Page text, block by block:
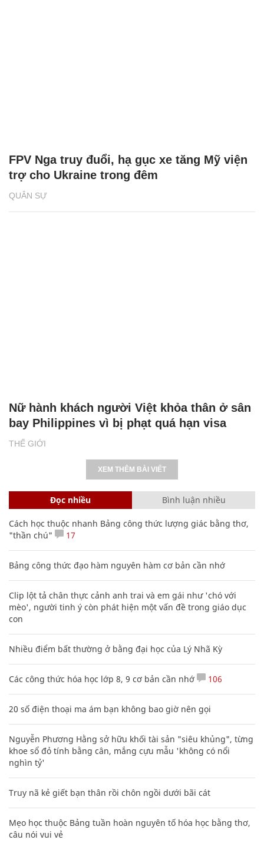
QUÂN SỰ
FPV Nga truy đuổi, hạ gục xe tăng Mỹ viện
trợ cho Ukraine trong đêm
THẾ GIỚI
Nữ hành khách người Việt khỏa thân ở sân
bay Philippines vì bị phạt quá hạn visa
XEM THÊM BÀI VIẾT
Đọc nhiều Bình luận nhiều
Cách học thuộc nhanh Bảng công thức lượng giác bằng thơ,
"thần chú"
17
Bảng công thức đạo hàm nguyên hàm cơ bản cần nhớ
Clip lột tả chân thực cảnh anh trai và em gái như 'chó với
mèo', người tinh ý còn phát hiện một vấn đề trong giáo dục
con
Nhiều điểm bất thường ở bằng đại học của Lý Nhã Kỳ
Các công thức hóa học lớp 8, 9 cơ bản cần nhớ 106
20 số điện thoại ma ám bạn không bao giờ nên gọi
Nguyễn Phương Hằng sở hữu khối tài sản "siêu khủng", từng
khoe sổ đỏ tính bằng cân, mắng cựu mẫu 'không có nổi
nghìn tỷ'
Truy nã kẻ giết bạn thân rồi chôn ngồi dưới bãi cát
Mẹo học thuộc Bảng tuần hoàn nguyên tố hóa học bằng thơ,
câu nói vui vẻ